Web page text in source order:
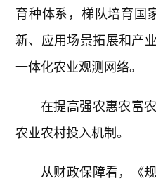
育种体系，梯队培育国
新、应用场景拓展和产
一体化农业观测网络。
在提高强农惠农富
农业农村投入机制。
从财政保障看，《